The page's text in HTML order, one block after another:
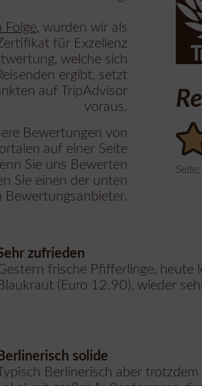
Folge, wurden wir als
für Exzellenz
welche sich
ergibt, setzt
auf TripAdvisor
voraus.
Bewertungen von
auf einer Seite
Sie uns Bewerten
Sie einen der unten
Bewertungsanbieter.
Seite:
zufrieden
frische Pfifferlinge, heute
(Euro 12.90), wieder
Berlinerisch solide
Berlinerisch aber